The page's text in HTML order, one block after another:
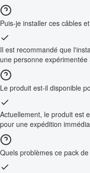
Puis-je installer ces câbles
Il est recommandé que
une personne
Le produit est-il disponible
Actuellement, le produit est
pour une expédition
Quels problèmes ce pack